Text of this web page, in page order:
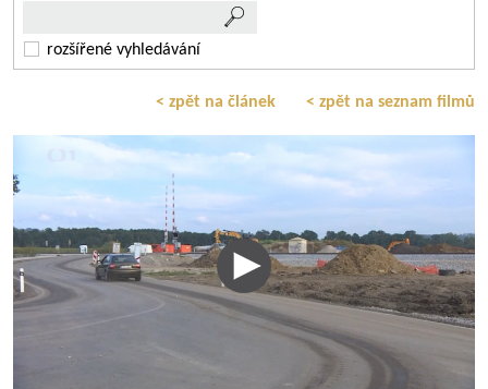
rozšířené vyhledávání
< zpět na článek < zpět na seznam filmů